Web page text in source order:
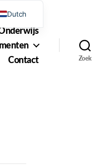
Contact
Zoek
Dutch
English